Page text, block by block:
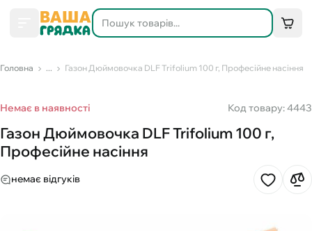
Головна ... Газон Дюймовочка DLF Trifolium 100 г, Професійне насіння
Немає в наявності Код товару: 4443
Газон Дюймовочка DLF Trifolium 100 г,
Професійне насіння
немає відгуків